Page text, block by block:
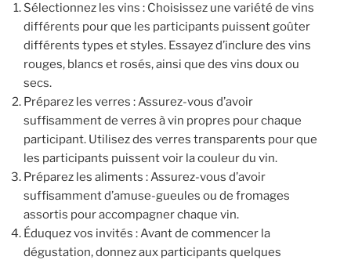
Sélectionnez les vins : Choisissez une variété de vins
différents pour que les participants puissent goûter
différents types et styles. Essayez d’inclure des vins
rouges, blancs et rosés, ainsi que des vins doux ou
secs.
Préparez les verres : Assurez-vous d’avoir
suffisamment de verres à vin propres pour chaque
participant. Utilisez des verres transparents pour que
les participants puissent voir la couleur du vin.
Préparez les aliments : Assurez-vous d’avoir
suffisamment d’amuse-gueules ou de fromages
assortis pour accompagner chaque vin.
Éduquez vos invités : Avant de commencer la
dégustation, donnez aux participants quelques